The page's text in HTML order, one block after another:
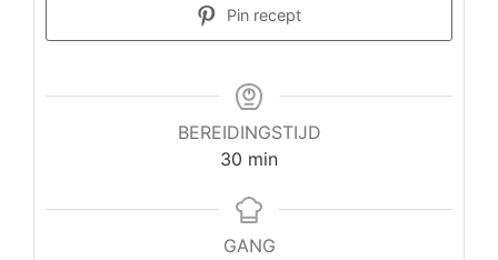
Pin recept
BEREIDINGSTIJD
30 minuten
min
GANG